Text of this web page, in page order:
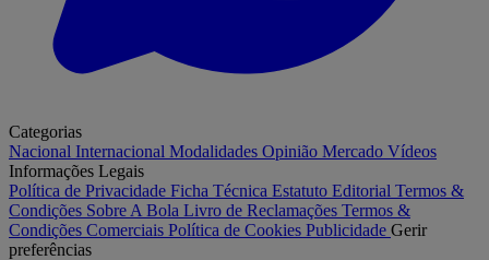
Categorias
Nacional Internacional Modalidades Opinião Mercado Vídeos
Informações Legais
Política de Privacidade Ficha Técnica Estatuto Editorial Termos &
Condições Sobre A Bola Livro de Reclamações Termos &
Condições Comerciais Política de Cookies Publicidade Gerir
preferências